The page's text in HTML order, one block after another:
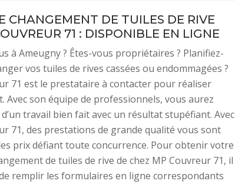
CHANGEMENT DE TUILES DE RIVE
71 : DISPONIBLE EN LIGNE
à Ameugny ? Êtes-vous propriétaires ? Planifiez-
vos tuiles de rives cassées ou endommagées ?
71 est le prestataire à contacter pour réaliser
Avec son équipe de professionnels, vous aurez
d’un travail bien fait avec un résultat stupéfiant. Avec
71, des prestations de grande qualité vous sont
prix défiant toute concurrence. Pour obtenir votre
de tuiles de rive de chez MP Couvreur 71, il
remplir les formulaires en ligne correspondants